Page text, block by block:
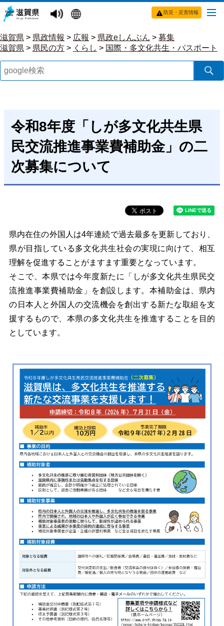
防災・災害情報
滋賀県 > 県政情報 > 広報 > 県政eしんぶん > 募集
滋賀県 > 県民の方 > くらし > 国際・多文化共生・パスポート
令和8年度「しが多文化共生県
民交流推進事業費補助金」の二
次募集について
県内在住の外国人は4年連続で過去最多を更新しており、
県が目指している多文化共生社会の実現に向けて、相互
理解を促進することがますます重要となっています。
そこで、本県では今年度新たに「しが多文化共生県民交
流推進事業費補助金」を創設します。本補助金は、県内
の日本人と外国人の交流機会を創出する新たな取組を支
援するもので、本県の多文化共生を推進することを目的
としています。